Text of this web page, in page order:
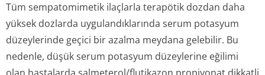
Tüm sempatomimetik ilaçlarla terapötik dozdan daha
yüksek dozlarda uygulandıklarında serum potasyum
düzeylerinde geçici bir azalma meydana gelebilir. Bu
nedenle, düşük serum potasyum düzeylerine eğilimi